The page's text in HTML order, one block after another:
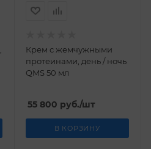
Крем с жемчужными
протеинами, день / ночь
QMS 50 мл
55 800 руб./шт
В КОРЗИНУ